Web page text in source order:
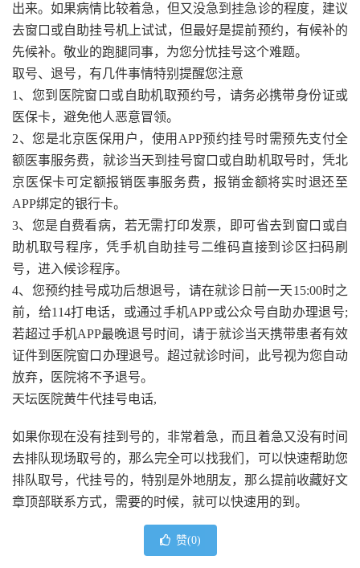
出来。如果病情比较着急，但又没急到挂急诊的程度，建议
去窗口或自助挂号机上试试，但最好是提前预约，有候补的
先候补。敬业的跑腿同事，为您分忧挂号这个难题。
取号、退号，有几件事情特别提醒您注意
1、您到医院窗口或自助机取预约号，请务必携带身份证或
医保卡，避免他人恶意冒领。
2、您是北京医保用户，使用APP预约挂号时需预先支付全
额医事服务费，就诊当天到挂号窗口或自助机取号时，凭北
京医保卡可定额报销医事服务费，报销金额将实时退还至
APP绑定的银行卡。
3、您是自费看病，若无需打印发票，即可省去到窗口或自
助机取号程序，凭手机自助挂号二维码直接到诊区扫码刷
号，进入候诊程序。
4、您预约挂号成功后想退号，请在就诊日前一天15:00时之
前，给114打电话，或通过手机APP或公众号自助办理退号;
若超过手机APP最晚退号时间，请于就诊当天携带患者有效
证件到医院窗口办理退号。超过就诊时间，此号视为您自动
放弃，医院将不予退号。
天坛医院黄牛代挂号电话,
如果你现在没有挂到号的，非常着急，而且着急又没有时间
去排队现场取号的，那么完全可以找我们，可以快速帮助您
排队取号，代挂号的，特别是外地朋友，那么提前收藏好文
章顶部联系方式，需要的时候，就可以快速用的到。
赞(0)